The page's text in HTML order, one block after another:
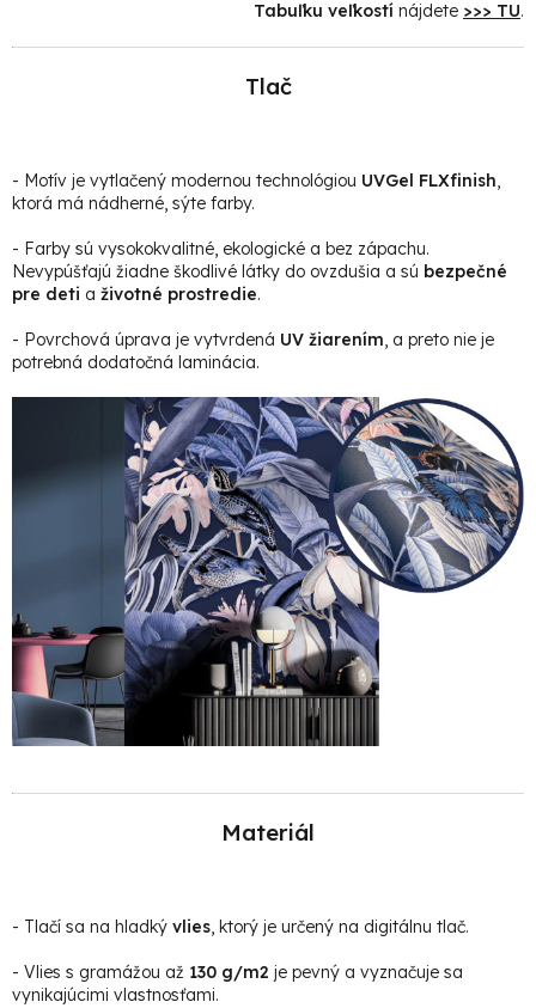
Tabuľku veľkostí nájdete >>> TU.
Tlač
- Motív je vytlačený modernou technológiou UVGel FLXfinish,
ktorá má nádherné, sýte farby.
- Farby sú vysokokvalitné, ekologické a bez zápachu.
Nevypúšťajú žiadne škodlivé látky do ovzdušia a sú bezpečné
pre deti a životné prostredie.
- Povrchová úprava je vytvrdená UV žiarením, a preto nie je
potrebná dodatočná laminácia.
Materiál
- Tlačí sa na hladký vlies, ktorý je určený na digitálnu tlač.
- Vlies s gramážou až 130 g/m2 je pevný a vyznačuje sa
vynikajúcimi vlastnosťami.